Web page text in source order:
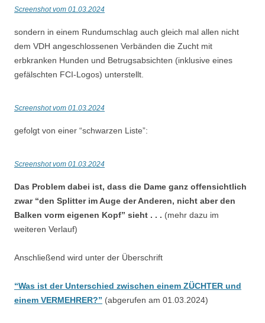
Screenshot vom 01.03.2024
sondern in einem Rundumschlag auch gleich mal allen nicht
dem VDH angeschlossenen Verbänden die Zucht mit
erbkranken Hunden und Betrugsabsichten (inklusive eines
gefälschten FCI-Logos) unterstellt.
Screenshot vom 01.03.2024
gefolgt von einer “schwarzen Liste”:
Screenshot vom 01.03.2024
Das Problem dabei ist, dass die Dame ganz offensichtlich
zwar “den Splitter im Auge der Anderen, nicht aber den
Balken vorm eigenen Kopf” sieht . . . (mehr dazu im
weiteren Verlauf)
Anschließend wird unter der Überschrift
“Was ist der Unterschied zwischen einem ZÜCHTER und
einem VERMEHRER?” (abgerufen am 01.03.2024)